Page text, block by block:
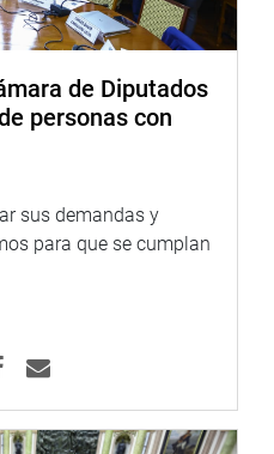
viable, en consecuencia,
dijo Soto Reyes, que luego
E IMAGEN
de Diputados
personas con
sus demandas y
para que se cumplan